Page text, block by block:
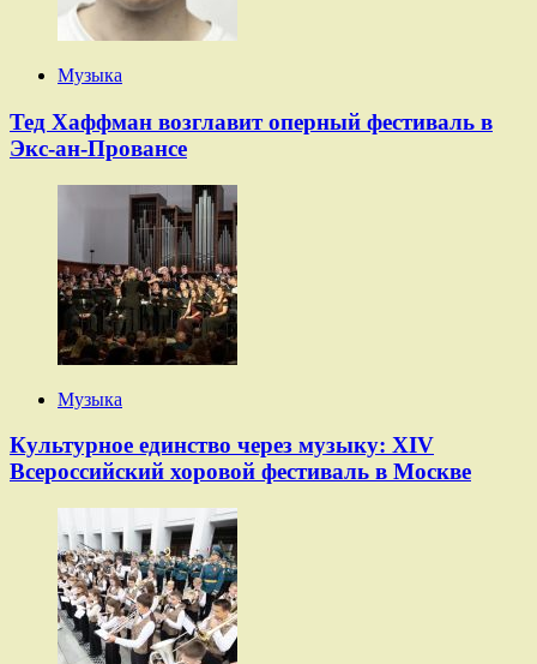
Музыка
Тед Хаффман возглавит оперный фестиваль в
Экс-ан-Провансе
Музыка
Культурное единство через музыку: XIV
Всероссийский хоровой фестиваль в Москве